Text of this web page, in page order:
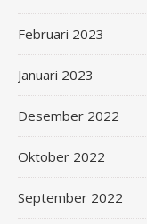
Februari 2023
Januari 2023
Desember 2022
Oktober 2022
September 2022